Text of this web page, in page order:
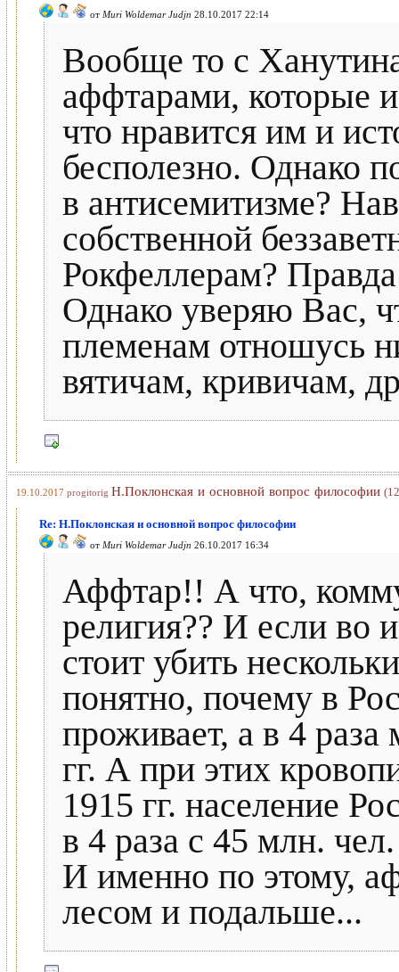
от Muri Woldemar Judjn 28.10.2017 22:14
Вообще то с
аффтарами, которые
что нравится им и
бесполезно. Однако
в антисемитизме?
собственной
Рокфеллерам?
Однако уверяю Вас,
племенам отношусь
вятичам, кривичам,
19.10.2017 progitorig Н.Поклонская и основной вопрос философии
Re: Н.Поклонская и основной вопрос философии
от Muri Woldemar Judjn 26.10.2017 16:34
Аффтар!! А что,
религия?? И если во
стоит убить
понятно, почему в
проживает, а в 4
гг. А при этих
1915 гг. население
в 4 раза с 45 млн.
И именно по этому,
лесом и подальше...